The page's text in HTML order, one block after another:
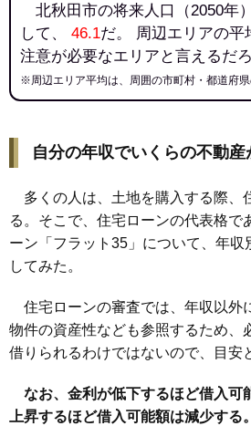
北秋田市の将来人口（2050年
して、 46.1だ。 周辺エリアの平
注意が必要なエリアと言えるだろ
※周辺エリア平均は、周囲の市町村・都道府
自分の年収でいくらの不動産
多くの人は、土地を購入する際、
る。そこで、住宅ローンの代表格で
ーン「フラット35」について、年収
してみた。
住宅ローンの審査では、年収以外
物件の資産性なども参照するため、
借りられるわけではないので、目安
なお、金利が低下するほど借入可
上昇するほど借入可能額は減少する。